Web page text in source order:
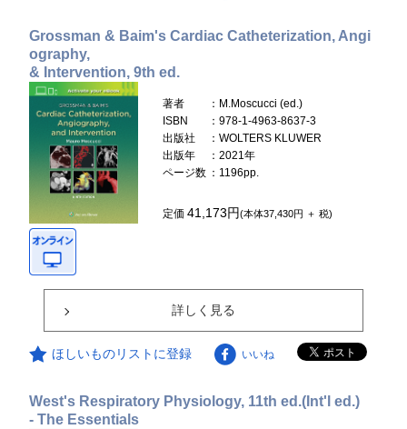
Grossman & Baim's Cardiac Catheterization, Angi
ography,
& Intervention, 9th ed.
著者
：M.Moscucci (ed.)
ISBN
：978-1-4963-8637-3
出版社
：WOLTERS KLUWER
出版年
：2021年
ページ数 ：1196pp.
定価41,173円(本体37,430円 ＋ 税)
詳しく見る
ほしいものリストに登録 いいね
West's Respiratory Physiology, 11th ed.(Int'l ed.)
- The Essentials